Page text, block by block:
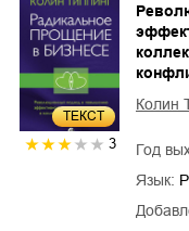
ТЕКСТ
3
Колин
Год
Язык: